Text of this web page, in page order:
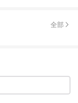
尼、祖马龙试香
全部